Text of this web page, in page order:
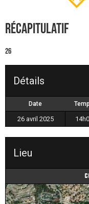
Récapitulatif
26
Détails
Date
26 avril 2025
Lieu